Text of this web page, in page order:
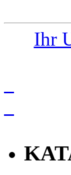
Ihr